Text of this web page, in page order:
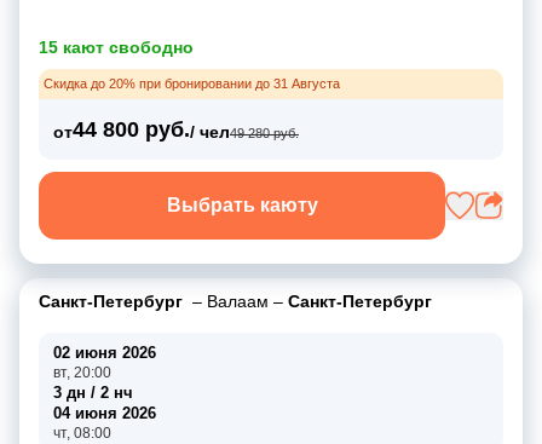
15 кают свободно
Скидка до 20% при бронировании до 31 Августа
от44 800 руб./ чел49 280 руб.
Выбрать каюту
Санкт-Петербург – Валаам – Санкт-Петербург
02 июня 2026
вт, 20:00
3 дн / 2 нч
04 июня 2026
чт, 08:00